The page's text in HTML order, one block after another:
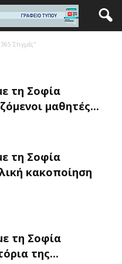
Στιγμές"
τη Σοφία
μαθητές...
τη Σοφία
κακοποίηση
τη Σοφία
της...